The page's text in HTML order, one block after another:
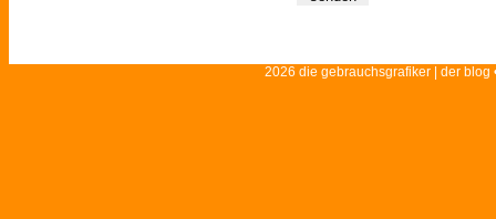
2026 die gebrauchsgrafiker | der blog